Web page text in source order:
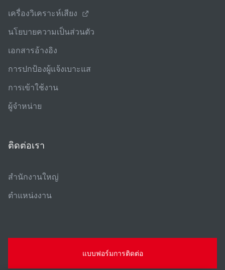
เครื่องวิเคราะห์เสียง
นโยบายความเป็นส่วนตัว
เอกสารอ้างอิง
การปกป้องผู้แจ้งเบาะแส
การเข้าใช้งาน
ผู้จําหน่าย
ติดต่อเรา
สํานักงานใหญ่
ตําแหน่งงาน
แบบฟอร์มการติดต่อ